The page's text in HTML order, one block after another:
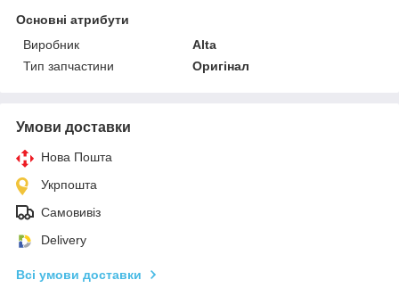
Основні атрибути
Виробник
Alta
Тип запчастини
Оригінал
Умови доставки
Нова Пошта
Укрпошта
Самовивіз
Delivery
Всі умови доставки